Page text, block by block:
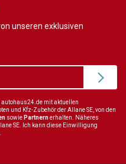
unseren exklusiven
mit aktuellen
und Kfz-Zubehör der Allane SE, von den
sowie Partnernerhalten. Näheres
SE. Ich kann diese Einwilligung